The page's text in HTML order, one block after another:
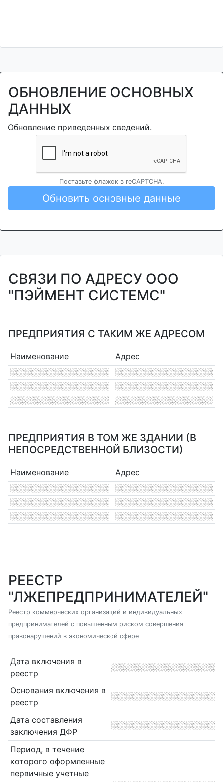
ОБНОВЛЕНИЕ ОСНОВНЫХ
ДАННЫХ
Обновление приведенных сведений.
Поставьте флажок в reCAPTCHA.
Обновить основные данные
СВЯЗИ ПО АДРЕСУ ООО
"ПЭЙМЕНТ СИСТЕМС"
ПРЕДПРИЯТИЯ С ТАКИМ ЖЕ АДРЕСОМ
Наименование Адрес
ПРЕДПРИЯТИЯ В ТОМ ЖЕ ЗДАНИИ (В
НЕПОСРЕДСТВЕННОЙ БЛИЗОСТИ)
Наименование Адрес
РЕЕСТР
"ЛЖЕПРЕДПРИНИМАТЕЛЕЙ"
Реестр коммерческих организаций и индивидуальных
предпринимателей с повышенным риском совершения
правонарушений в экономической сфере
Дата включения в
реестр
Основания включения в
реестр
Дата составления
заключения ДФР
Период, в течение
которого оформленные
первичные учетные